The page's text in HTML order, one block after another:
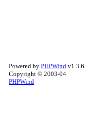
Powered by PHPWind v1.3.6
Copyright © 2003-04
PHPWind